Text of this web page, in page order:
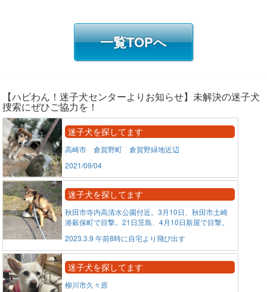
一覧TOPへ
【ハピわん！迷子犬センターよりお知らせ】未解決の迷子犬
捜索にぜひご協力を！
迷子犬を探してます
高崎市 倉賀野町 倉賀野緑地近辺
2021/09/04
迷子犬を探してます
秋田市寺内高清水公園付近。3月10日、秋田市土崎
港穀保町で目撃。21日茨島、4月10日新屋で目撃。
2023.3.9 午前8時に自宅より飛び出す
迷子犬を探してます
柳川市久々原